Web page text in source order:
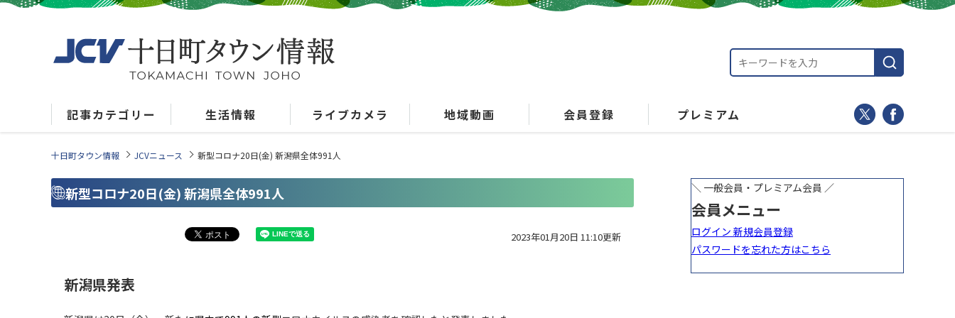
記事カテゴリー 生活情報 ライブカメラ 地域動画 会員登録 プレミアム
十日町タウン情報 JCVニュース 新型コロナ20日(金) 新潟県全体991人
新型コロナ20日(金) 新潟県全体991人
2023年01月20日 11:10更新
新潟県発表